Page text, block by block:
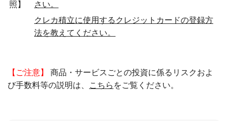
照】
さい。
クレカ積立に使用するクレジットカードの登録方
法を教えてください。
【ご注意】
商品・サービスごとの投資に係るリスクおよ
び手数料等の説明は、
こちら をご覧ください。